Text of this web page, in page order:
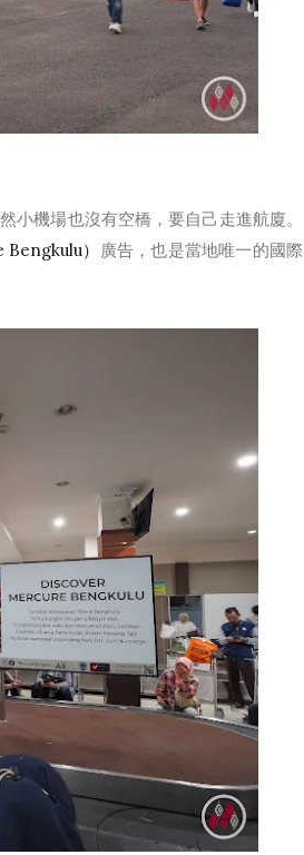
小機場也沒有空橋，要自己走進航廈。
）
廣告，也是當地唯一的國際